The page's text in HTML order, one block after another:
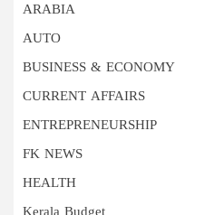
ARABIA
AUTO
BUSINESS & ECONOMY
CURRENT AFFAIRS
ENTREPRENEURSHIP
FK NEWS
HEALTH